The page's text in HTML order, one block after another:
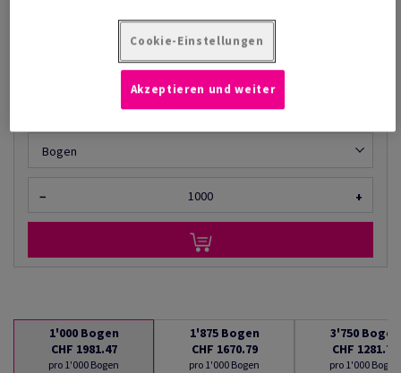
LIEFERBAR AB 08/08/2026
Bogen
− +
1'000 Bogen
CHF 1981.47
pro 1'000 Bogen
1'875 Bogen
CHF 1670.79
pro 1'000 Bogen
3'750 Bogen
CHF 1281.74
pro 1'000 Bogen
Cookie-Einstellungen
Akzeptieren und weiter